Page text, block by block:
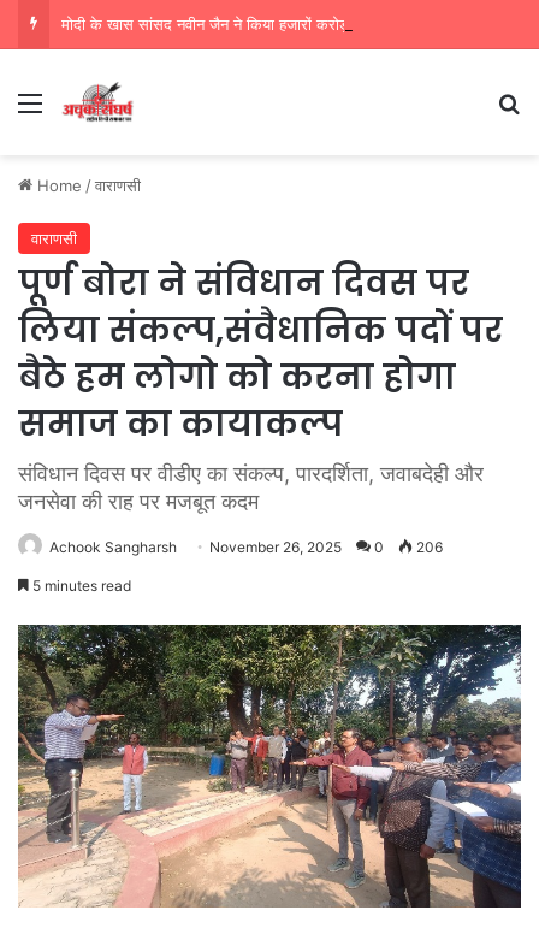
Menu
Home /वाराणसी
वाराणसी
पूर्ण बोरा ने संविधान दिवस पर
लिया संकल्प,संवैधानिक पदों पर
बैठे हम लोगो को करना होगा
समाज का कायाकल्प
संविधान दिवस पर वीडीए का संकल्प, पारदर्शिता, जवाबदेही और
जनसेवा की राह पर मजबूत कदम
Achook Sangharsh November 26, 2025 0 206
5 minutes read